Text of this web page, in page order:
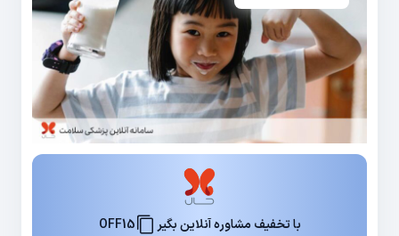
با تخفیف مشاوره آنلاین بگیر
OFF15